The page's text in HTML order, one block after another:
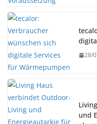
28/
und